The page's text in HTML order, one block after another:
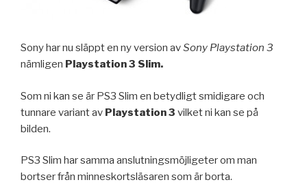
Sony har nu släppt en ny version avSony Playstation 3
nämligen Playstation 3 Slim.
Som ni kan se är PS3 Slim en betydligt smidigare och
tunnare variant av Playstation 3 vilket ni kan se på
bilden.
PS3 Slim har samma anslutningsmöjligeter om man
bortser från minneskortsläsaren som är borta.